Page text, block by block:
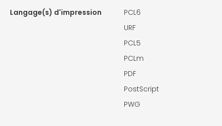
Langage(s) d'impression
PCL6
URF
PCL5
PCLm
PDF
PostScript
PWG